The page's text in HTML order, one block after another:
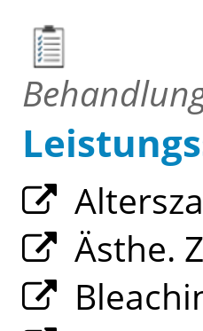
Ästhe.